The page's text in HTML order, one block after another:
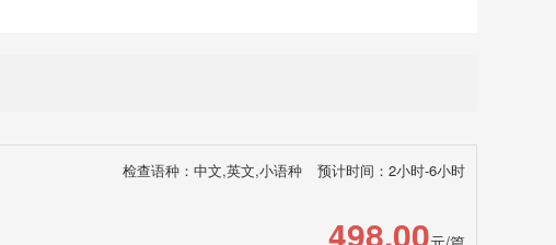
检查语种：中文,英文,小语种 预计时间：2小时-6小时
498.00